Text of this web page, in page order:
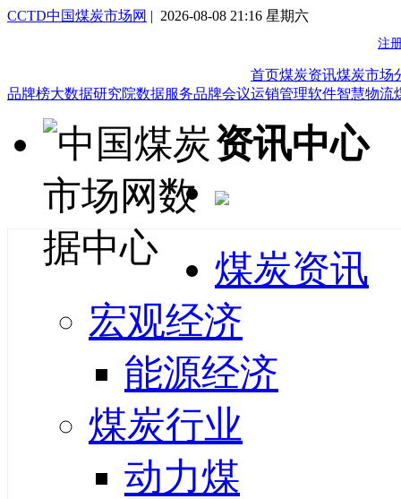
CCTD中国煤炭市场网 | 2026-08-08 21:16 星期六
首页煤炭资讯煤炭市场
品牌榜大数据研究院数据服务品牌会议运销管理软件智慧物流
资讯中心
煤炭资讯
宏观经济
能源经济
煤炭行业
动力煤